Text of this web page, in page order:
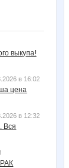
выкупа!
в 16:02
цена
в 12:32
Вся